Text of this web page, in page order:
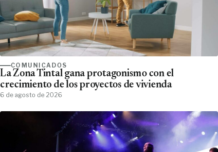
COMUNICADOS
La Zona Tintal gana protagonismo con el
crecimiento de los proyectos de vivienda
6 de agosto de 2026